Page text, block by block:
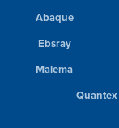
Abaque
Ebsray
Malema
Quantex